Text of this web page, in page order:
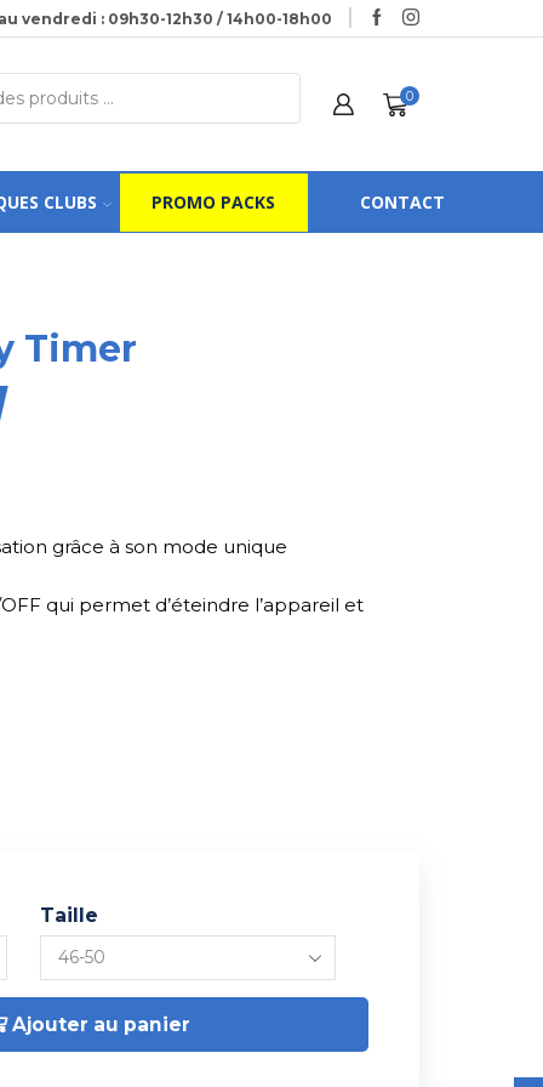
vendredi : 09h30-12h30 / 14h00-18h00
0
CLUBS PROMO PACKS CONTACT
Timer
grâce à son mode unique
qui permet d’éteindre l’appareil et
Taille
Ajouter au panier